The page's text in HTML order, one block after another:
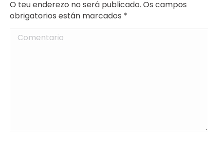
O teu enderezo no será publicado. Os campos
obrigatorios están marcados *
Comentario